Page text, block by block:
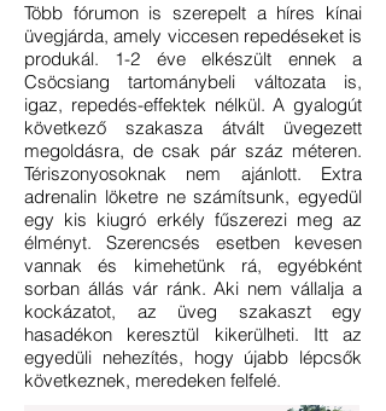
Több fórumon is szerepelt a híres kínai
üvegjárda, amely viccesen repedéseket is
produkál. 1-2 éve elkészült ennek a
Csöcsiang tartománybeli változata is,
igaz, repedés-effektek nélkül. A gyalogút
következő szakasza átvált üvegezett
megoldásra, de csak pár száz méteren.
Tériszonyosoknak nem ajánlott. Extra
adrenalin löketre ne számítsunk, egyedül
egy kis kiugró erkély fűszerezi meg az
élményt. Szerencsés esetben kevesen
vannak és kimehetünk rá, egyébként
sorban állás vár ránk. Aki nem vállalja a
kockázatot, az üveg szakaszt egy
hasadékon keresztül kikerülheti. Itt az
egyedüli nehezítés, hogy újabb lépcsők
következnek, meredeken felfelé.